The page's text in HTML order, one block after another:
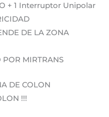
+ 1 Interruptor Unipolar
DE LA ZONA
POR MIRTRANS
DE COLON
!!!